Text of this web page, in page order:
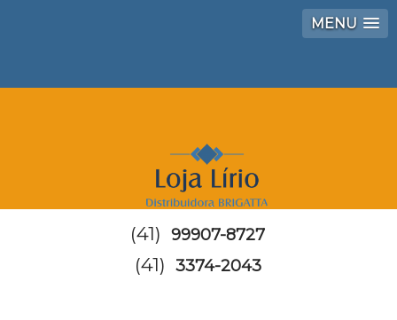
MENU
(41) 99907-8727
(41) 3374-2043